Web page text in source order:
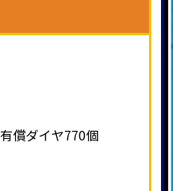
有償ダイヤ770個